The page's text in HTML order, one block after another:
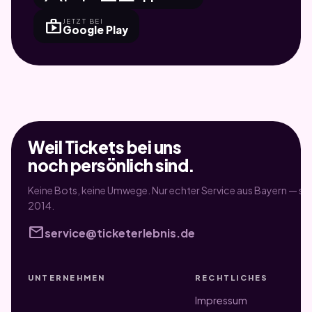
shop JETZT BEI
Google Play
Weil Tickets bei uns
noch persönlich sind.
Keine Bots, keine Umwege. Nur echter Service aus Bayern —
2014.
mailservice@ticketerlebnis.de
UNTERNEHMEN RECHTLICHES
Impressum